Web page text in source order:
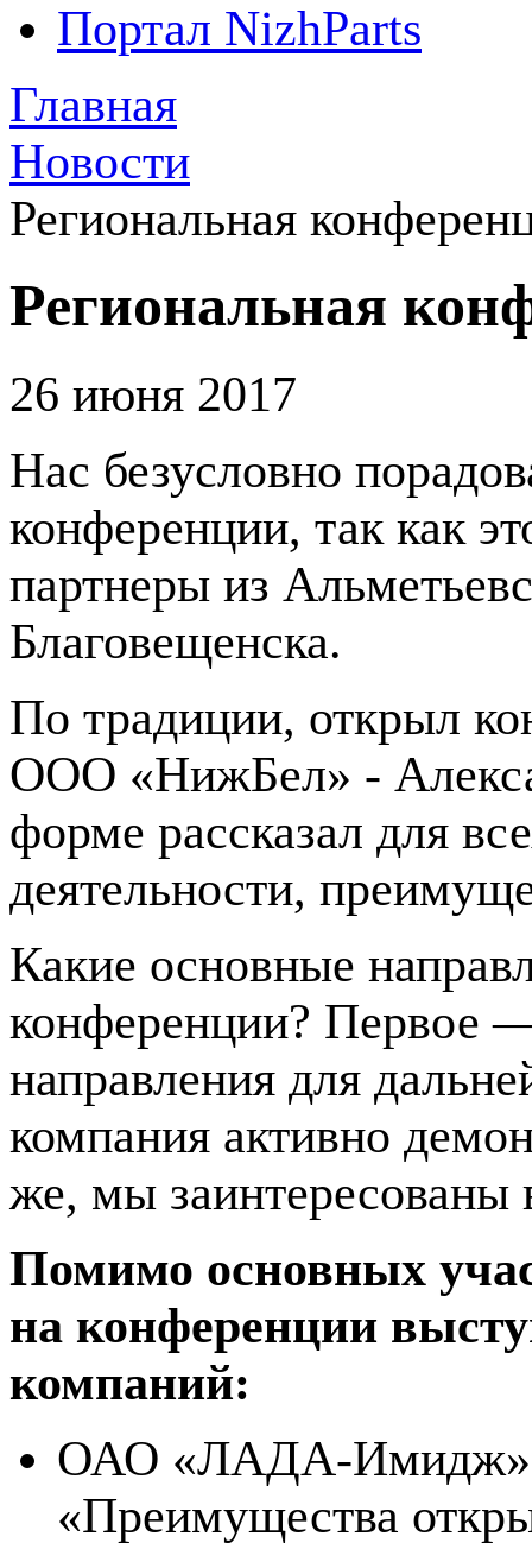
Портал NizhParts
Главная
Новости
Региональная
Региональная
26 июня 2017
Нас безусловно
конференции, так как
партнеры из
Благовещенска.
По традиции, открыл
ООО «НижБел» -
форме рассказал для
деятельности,
Какие основные
конференции? Первое
направления для
компания активно
же, мы заинтересованы
Помимо основных
на конференции
компаний:
ОАО «ЛАДА-Имидж»
«Преимущества